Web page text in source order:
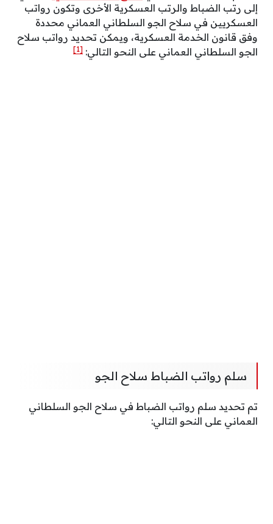
إلى رتب الضباط والرتب العسكرية الأخرى وتكون رواتب
العسكريين في سلاح الجو السلطاني العماني محددة
وفق قانون الخدمة العسكرية، ويمكن تحديد رواتب سلاح
الجو السلطاني العماني على النحو التالي: [1]
سلم رواتب الضباط سلاح الجو
تم تحديد سلم رواتب الضباط في سلاح الجو السلطاني
العماني على النحو التالي: